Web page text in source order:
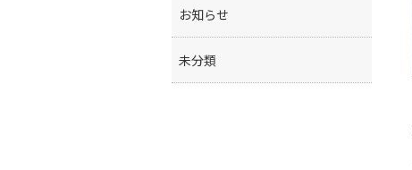
お知らせ
未分類